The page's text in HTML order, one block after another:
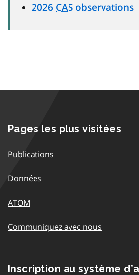
2026 CAS observations
Pages les plus visitées
Publications
Données
ATOM
Communiquez avec nous
Inscription au système